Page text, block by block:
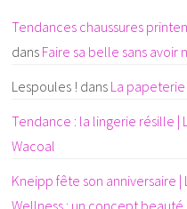
Tendances chaussures
dans Faire sa belle sans avoir
Lespoules ! dans La
Tendance : la lingerie résille |
Wacoal
Kneipp fête son anniversaire |
Wellness : un concept